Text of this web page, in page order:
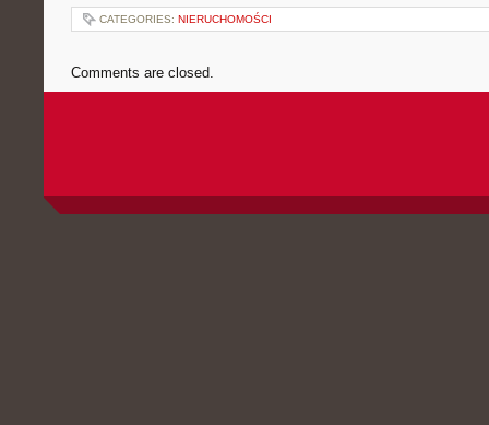
CATEGORIES: NIERUCHOMOŚCI
Comments are closed.